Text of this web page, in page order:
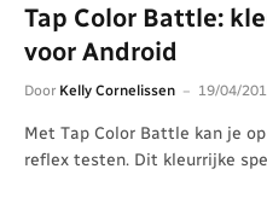
Tap Color Battle:
voor Android
Door Kelly Cornelissen 19/04/
Met Tap Color Battle kan je
reflex testen. Dit kleurrijke